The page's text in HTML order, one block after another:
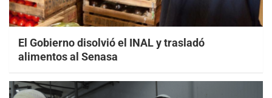
El Gobierno disolvió el INAL y trasladó
alimentos al Senasa